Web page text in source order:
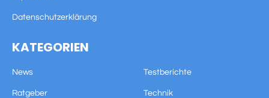
Datenschutzerklärung
KATEGORIEN
News Testberichte
Ratgeber Technik